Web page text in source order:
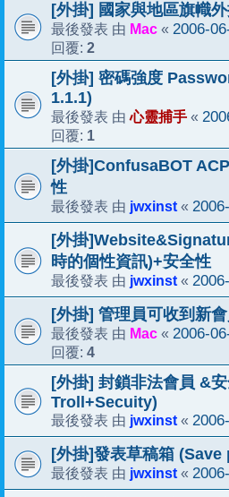
[外掛] 國家與地區旗幟
最後發表 由 Mac « 2006-
回覆: 2
[外掛] 密碼強度
1.1.1)
最後發表 由心靈捕手 «
回覆: 1
[外掛]ConfusaBOT
性
最後發表 由 jwxinst «
[外掛
時的個性資訊)+安全性
最後發表 由 jwxinst «
[外掛] 管理員可收到新
最後發表 由 Mac « 2006-
回覆: 4
[外掛] 封鎖非法會員 &
Troll+Secuity)
最後發表 由 jwxinst «
[外掛]發表草稿箱
最後發表 由 jwxinst «